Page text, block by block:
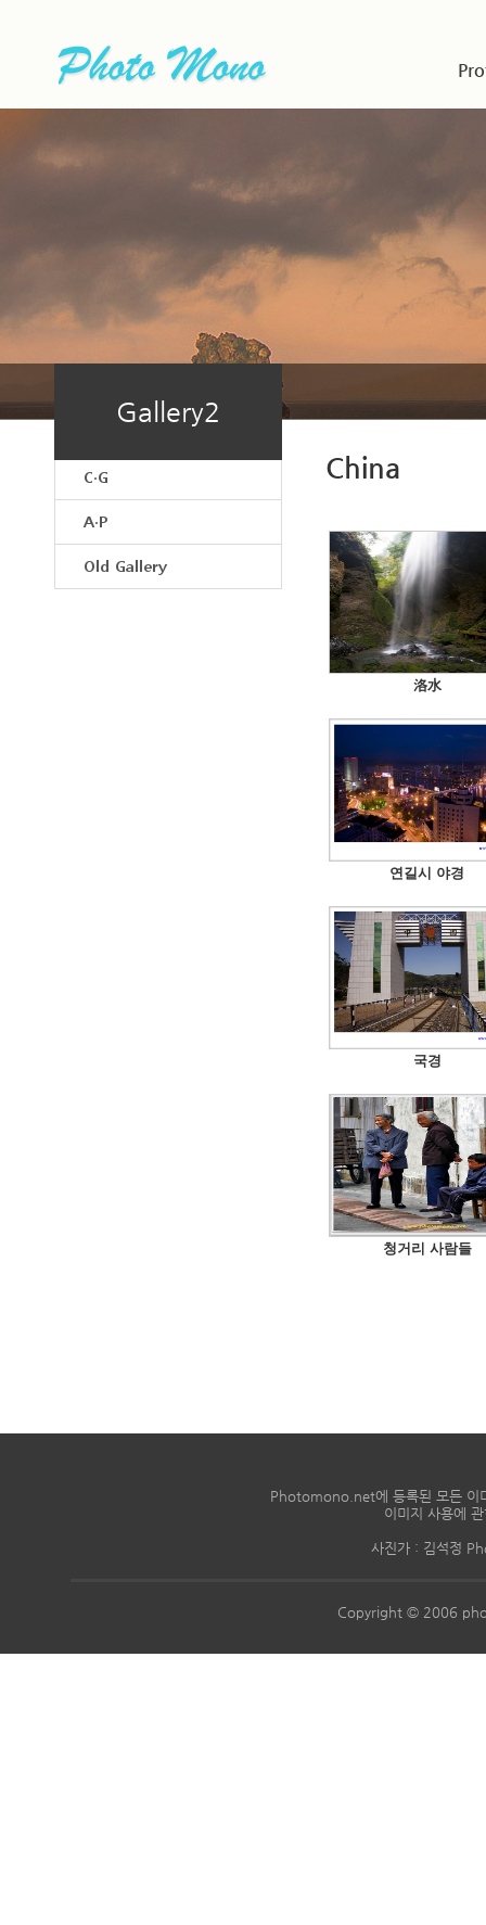
Gallery2
C·G
A·P
Old Gallery
China
洛水
연길시 야경
국경
청거리 사람들
Photomono.net에 등록된 모든 이
이미지 사용에
사진가 : 김석정
Copyright © 2006